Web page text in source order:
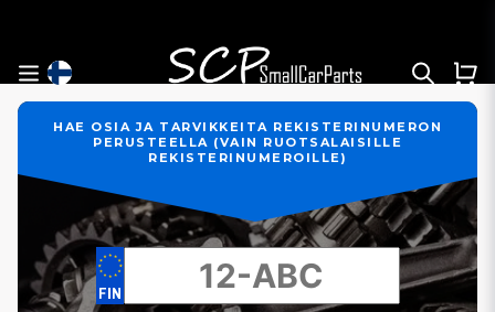
HAE OSIA JA TARVIKKEITA REKISTERINUMERON
PERUSTEELLA (VAIN RUOTSALAISILLE
REKISTERINUMEROILLE)